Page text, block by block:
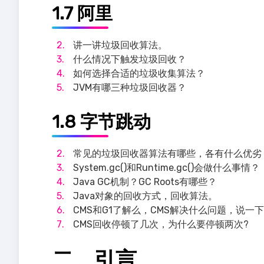
1.7 阿里
讲一讲垃圾回收算法。
什么情况下触发垃圾回收？
如何选择合适的垃圾收集算法？
JVM有哪三种垃圾回收器？
1.8 字节跳动
常见的垃圾回收器算法有哪些，各有什么优劣
System.gc()和Runtime.gc()会做什么事情？
Java GC机制？GC Roots有哪些？
Java对象的回收方式，回收算法。
CMS和G1了解么，CMS解决什么问题，说一下
CMS回收停顿了几次，为什么要停顿两次?